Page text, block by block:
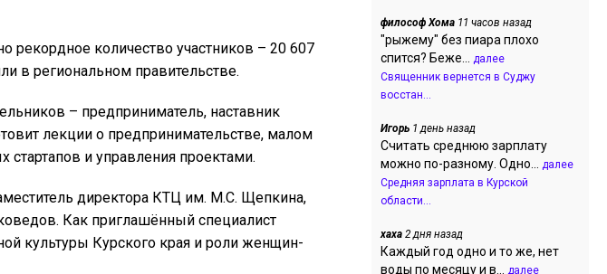
рекордное количество участников – 20 607
в региональном правительстве.
– предприниматель, наставник
лекции о предпринимательстве, малом
и управления проектами.
директора КТЦ им. М.С. Щепкина,
Как приглашённый специалист
культуры Курского края и роли женщин-
философ Хома 11 часов назад
"рыжему" без пиара плохо
спится? Беже... далее
Священник вернется в Суджу
восстан...
Игорь 1 день назад
Считать среднюю зарплату
можно по-разному. Одно... далее
Средняя зарплата в Курской
области...
хаха 2 дня назад
Каждый год одно и то же, нет
воды по месяцу и в... далее